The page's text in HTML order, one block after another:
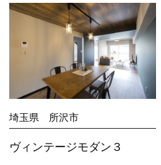
埼玉県 所沢市
ヴィンテージモダン３